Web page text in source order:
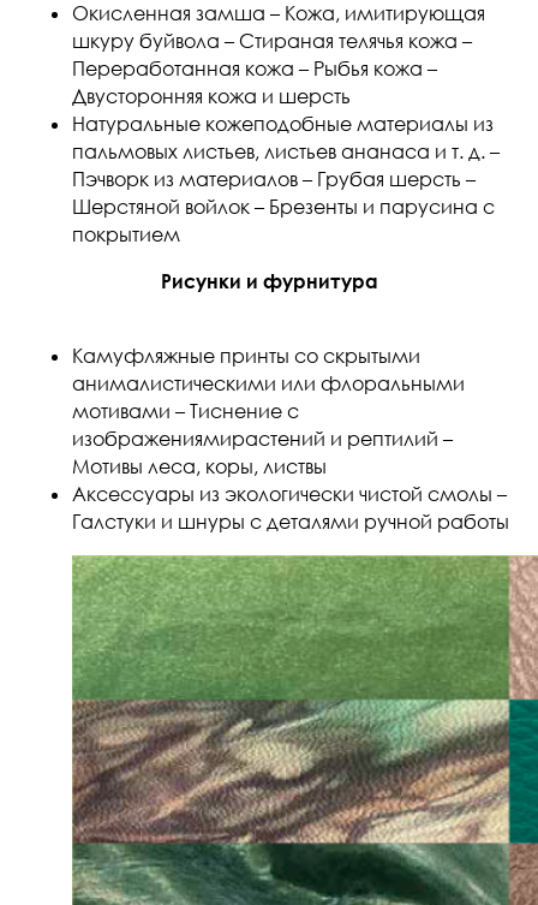
Окисленная замша – Кожа, имитирующая
шкуру буйвола – Стираная телячья кожа –
Переработанная кожа – Рыбья кожа –
Двусторонняя кожа и шерсть
Натуральные кожеподобные материалы из
пальмовых листьев, листьев ананаса и т. д. –
Пэчворк из материалов – Грубая шерсть –
Шерстяной войлок – Брезенты и парусина с
покрытием
Рисунки и фурнитура
Камуфляжные принты со скрытыми
анималистическими или флоральными
мотивами – Тиснение с
изображениямирастений и рептилий –
Мотивы леса, коры, листвы
Аксессуары из экологически чистой смолы –
Галстуки и шнуры с деталями ручной работы